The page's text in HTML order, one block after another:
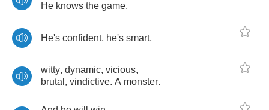
He knows the game.
He's confident, he's smart,
witty, dynamic, vicious,
brutal , vindictive. A monster.